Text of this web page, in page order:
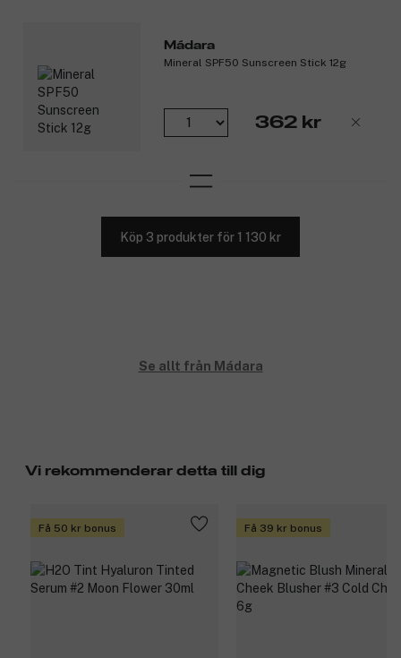
Mádara
Mineral SPF50 Sunscreen Stick 12g
362 kr
Köp 3 produkter för 1 130 kr
Se allt från Mádara
Vi rekommenderar detta till dig
Få 50 kr bonus Få 39 kr bonus